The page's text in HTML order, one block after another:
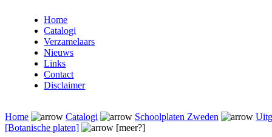
Home
Catalogi
Verzamelaars
Nieuws
Links
Contact
Disclaimer
Home Catalogi Schoolplaten Zweden
[Botanische platen]
[meer?]